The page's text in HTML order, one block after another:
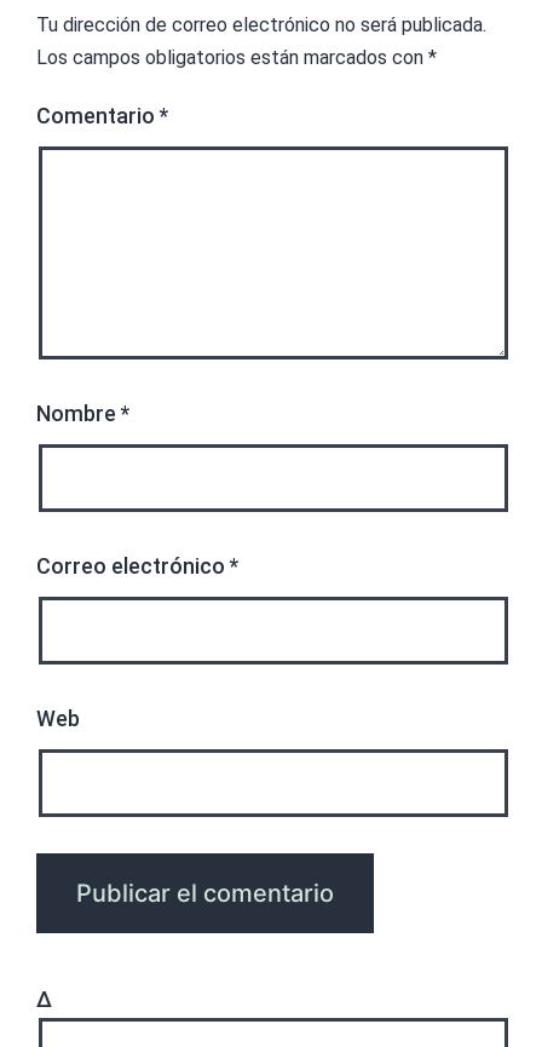
Tu dirección de correo electrónico no será publicada.
Los campos obligatorios están marcados con *
Comentario *
Nombre *
Correo electrónico *
Web
Δ